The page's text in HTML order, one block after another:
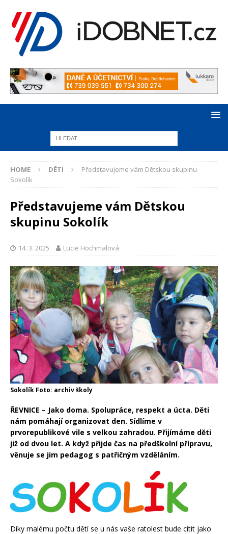
HOME DĚTI
Představujeme vám Dětskou skupinu
Sokolík
Představujeme vám Dětskou
skupinu Sokolík
14. 3. 2025 Lucie Hochmalová
Sokolík Foto: archiv školy
ŘEVNICE – Jako doma. Spolupráce, respekt a úcta. Děti
nám pomáhají organizovat den. Sídlíme v
prvorepublikové vile s velkou zahradou. Přijímáme děti
již od dvou let. A když přijde čas na předškolní přípravu,
věnuje se jim pedagog s patřičným vzděláním.
Díky malému počtu dětí se u nás vaše ratolest bude cítit jako